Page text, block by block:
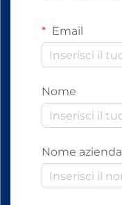
Email
Nome
Nome azienda